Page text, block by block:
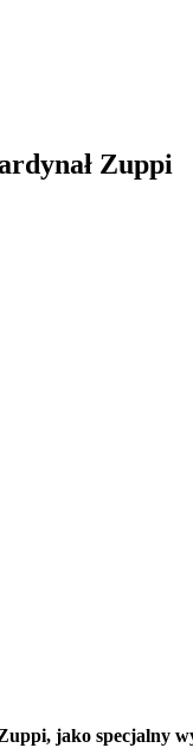
Zuppi
jako specjalny